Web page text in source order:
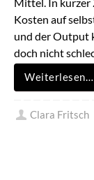
Kosten auf
und der Output
doch nicht
Weiterlesen…
Clara Fritsch